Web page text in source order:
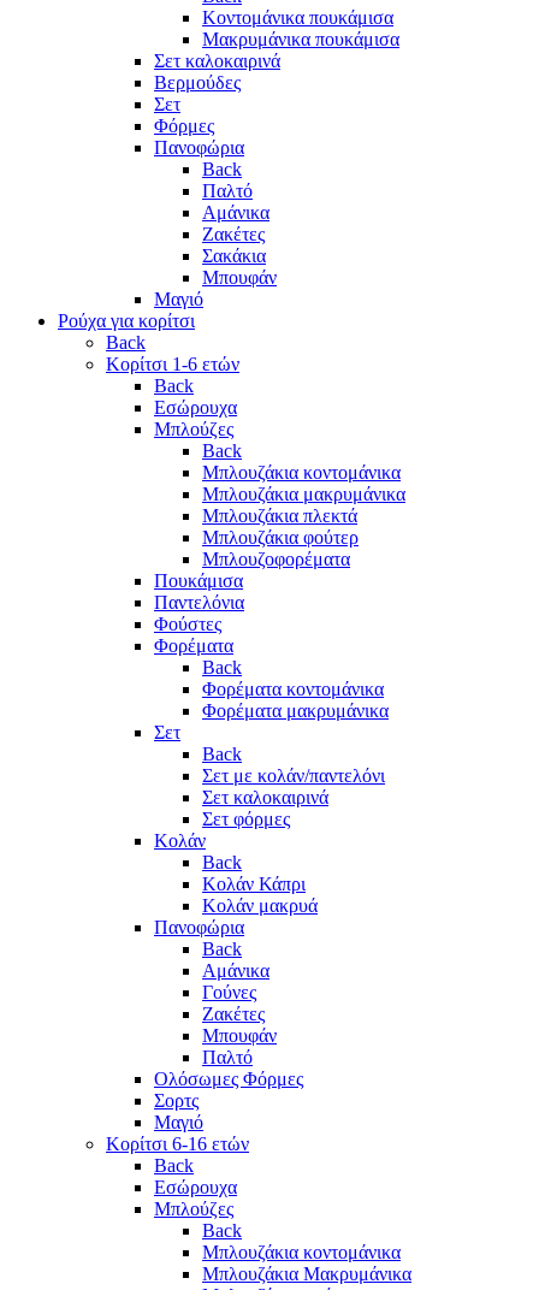
Κοντομάνικα πουκάμισα
Μακρυμάνικα πουκάμισα
Σετ καλοκαιρινά
Βερμούδες
Σετ
Φόρμες
Πανοφώρια
Back
Παλτό
Αμάνικα
Ζακέτες
Σακάκια
Μπουφάν
Μαγιό
Ρούχα για κορίτσι
Back
Κορίτσι 1-6 ετών
Back
Εσώρουχα
Μπλούζες
Back
Μπλουζάκια κοντομάνικα
Μπλουζάκια μακρυμάνικα
Μπλουζάκια πλεκτά
Μπλουζάκια φούτερ
Μπλουζοφορέματα
Πουκάμισα
Παντελόνια
Φούστες
Φορέματα
Back
Φορέματα κοντομάνικα
Φορέματα μακρυμάνικα
Σετ
Back
Σετ με κολάν/παντελόνι
Σετ καλοκαιρινά
Σετ φόρμες
Κολάν
Back
Κολάν Κάπρι
Κολάν μακρυά
Πανοφώρια
Back
Αμάνικα
Γούνες
Ζακέτες
Μπουφάν
Παλτό
Ολόσωμες Φόρμες
Σορτς
Μαγιό
Κορίτσι 6-16 ετών
Back
Εσώρουχα
Μπλούζες
Back
Μπλουζάκια κοντομάνικα
Μπλουζάκια Μακρυμάνικα